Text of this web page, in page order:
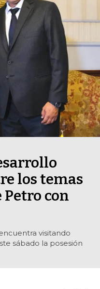
los temas
con
visitando
sábado la posesión